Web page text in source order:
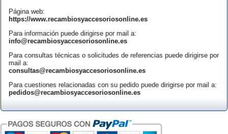
Página web:
https://www.recambiosyaccesoriosonline.es
Para información puede dirigirse por mail a:
info@recambiosyaccesoriosonline.es
Para consultas técnicas o solicitudes de referencias puede dirigirse por
mail a:
consultas@recambiosyaccesoriosonline.es
Para cuestiones relacionadas con su pedido puede dirigirse por mail a:
pedidos@recambiosyaccesoriosonline.es